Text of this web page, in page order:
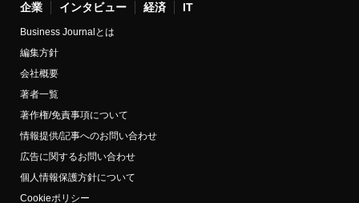
企業 インタビュー 経済 IT
Business Journalとは
編集方針
会社概要
著者一覧
著作権/免責事項について
情報提供/記事へのお問い合わせ
広告に関するお問い合わせ
個人情報保護方針について
Cookieポリシー